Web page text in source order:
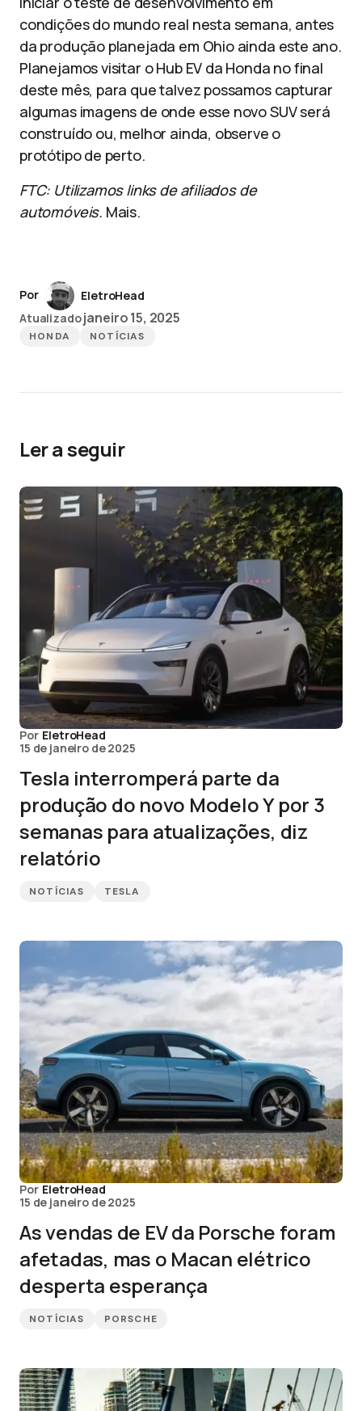
condições do mundo real nesta semana, antes
da produção planejada em Ohio ainda este ano.
Planejamos visitar o Hub EV da Honda no final
deste mês, para que talvez possamos capturar
algumas imagens de onde esse novo SUV será
construído ou, melhor ainda, observe o
protótipo de perto.
FTC: Utilizamos links de afiliados de
automóveis. Mais.
Por
EletroHead
Atualizadojaneiro 15, 2025
HONDA NOTÍCIAS
Ler a seguir
Por EletroHead
15 de janeiro de 2025
Tesla interromperá parte da
produção do novo Modelo Y por 3
semanas para atualizações, diz
relatório
NOTÍCIAS TESLA
Por EletroHead
15 de janeiro de 2025
As vendas de EV da Porsche foram
afetadas, mas o Macan elétrico
desperta esperança
NOTÍCIAS PORSCHE